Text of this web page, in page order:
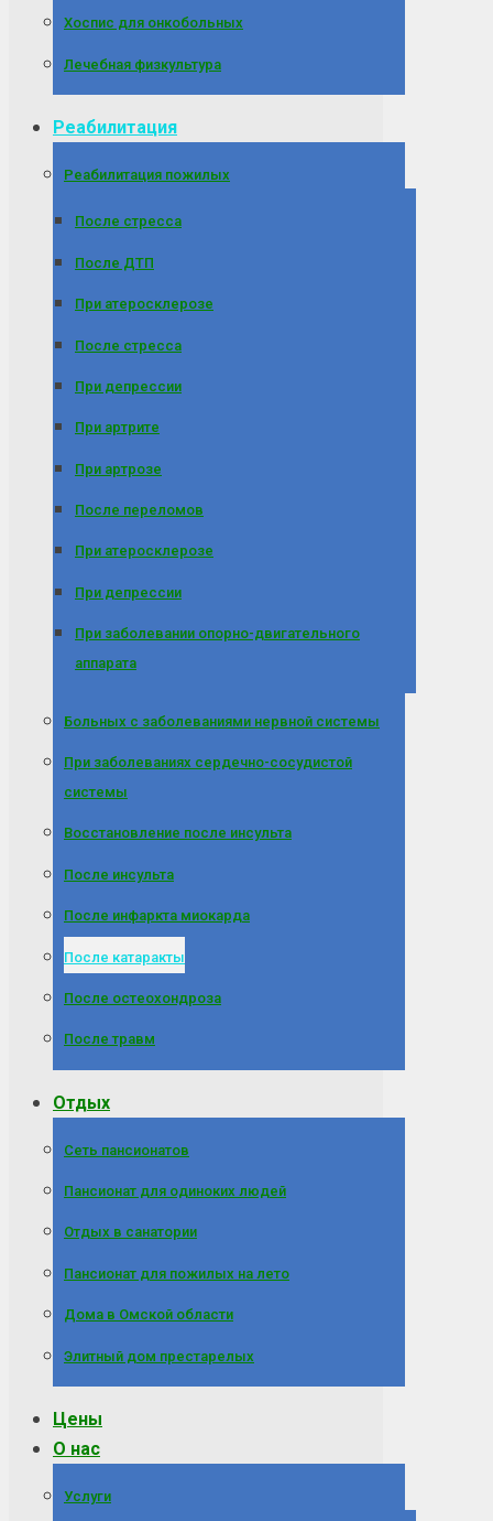
Хоспис для онкобольных
Лечебная физкультура
Реабилитация
Реабилитация пожилых
После стресса
После ДТП
При атеросклерозе
После стресса
При депрессии
При артрите
При артрозе
После переломов
При атеросклерозе
При депрессии
При заболевании опорно-двигательного
аппарата
Больных с заболеваниями нервной системы
При заболеваниях сердечно-сосудистой
системы
Восстановление после инсульта
После инсульта
После инфаркта миокарда
После катаракты
После остеохондроза
После травм
Отдых
Сеть пансионатов
Пансионат для одиноких людей
Отдых в санатории
Пансионат для пожилых на лето
Дома в Омской области
Элитный дом престарелых
Цены
О нас
Услуги